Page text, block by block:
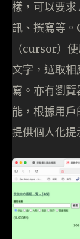
樣，可以要
訊、撰寫等
（cursor）
文字，選取
寫。亦有瀏
能，根據用
提供個人化提